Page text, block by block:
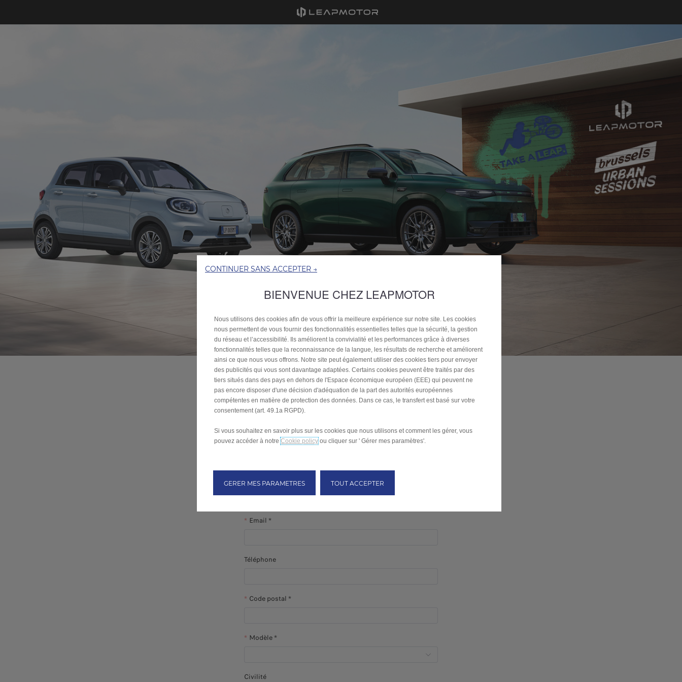
Demandez une offre
Vous souhaitez recevoir une offre? Nous vous invitons à
vous recontactera sous les plus brefs délais.
Nom *
Prénom *
Email *
Téléphone
Code postal *
Modèle *
Civilité
CONTINUER SANS ACCEPTER →
BIENVENUE CHEZ LEAPMOTOR
Nous utilisons des cookies afin de vous offrir la meilleure expérience sur notre site. Les cookies
nous permettent de vous fournir des fonctionnalités essentielles telles que la sécurité, la gestion
du réseau et l’accessibilité. Ils améliorent la convivialité et les performances grâce à diverses
fonctionnalités telles que la reconnaissance de la langue, les résultats de recherche et améliorent
ainsi ce que nous vous offrons. Notre site peut également utiliser des cookies tiers pour envoyer
des publicités qui vous sont davantage adaptées. Certains cookies peuvent être traités par des
tiers situés dans des pays en dehors de l'Espace économique européen (EEE) qui peuvent ne
pas encore disposer d'une décision d'adéquation de la part des autorités européennes
compétentes en matière de protection des données. Dans ce cas, le transfert est basé sur votre
consentement (art. 49.1a RGPD).
Si vous souhaitez en savoir plus sur les cookies que nous utilisons et comment les gérer, vous
pouvez accéder à notreCookie policyou cliquer sur ' Gérer mes paramètres'.
GERER MES PARAMETRES TOUT ACCEPTER